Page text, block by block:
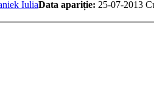
IuliaData apariție: 25-07-2013